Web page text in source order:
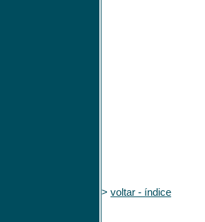
> voltar - índice